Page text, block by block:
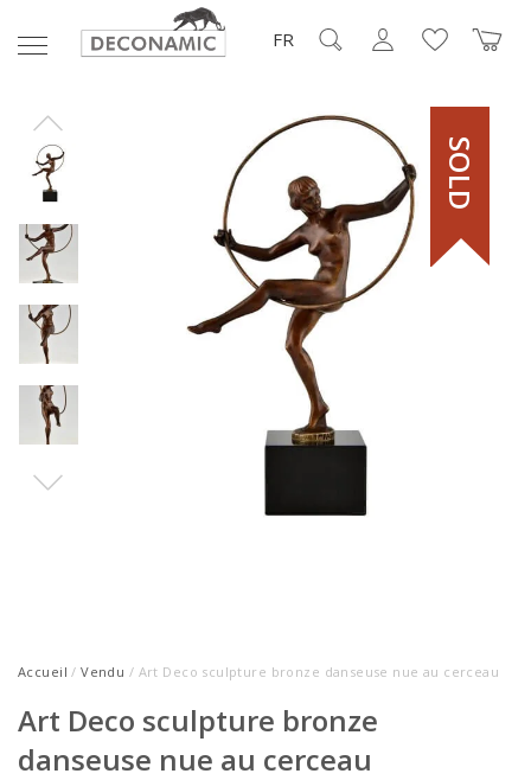
FR
SOLD
Accueil /Vendu / Art Deco sculpture bronze danseuse nue au cerceau
Art Deco sculpture bronze
danseuse nue au cerceau